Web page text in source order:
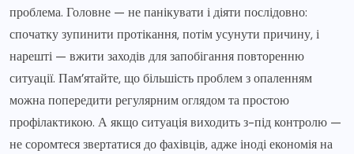
проблема. Головне — не панікувати і діяти послідовно:
спочатку зупинити протікання, потім усунути причину, і
нарешті — вжити заходів для запобігання повторенню
ситуації. Пам’ятайте, що більшість проблем з опаленням
можна попередити регулярним оглядом та простою
профілактикою. А якщо ситуація виходить з-під контролю —
не соромтеся звертатися до фахівців, адже іноді економія на